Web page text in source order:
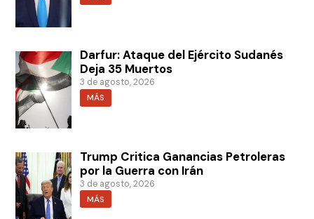
Darfur: Ataque del Ejército Sudanés
Deja 35 Muertos
3 de agosto, 2026
MÁS
Trump Critica Ganancias Petroleras
por la Guerra con Irán
3 de agosto, 2026
MÁS